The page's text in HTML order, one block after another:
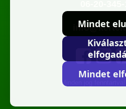
Minden jog
Mindet
Mindet